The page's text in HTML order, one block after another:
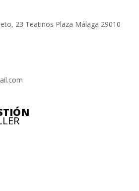
23 Teatinos Plaza Málaga 29010